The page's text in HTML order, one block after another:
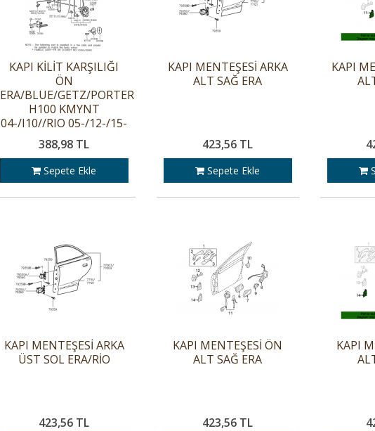
KAPI KİLİT KARŞILIĞI
ÖN
ERA/BLUE/GETZ/PORTER
H100 KMYNT
04-/I10//RIO 05-/12-/15-
388,98 TL
Sepete Ekle
KAPI MENTEŞESİ ARKA
ALT SAĞ ERA
423,56 TL
Sepete Ekle
KAPI
KAPI MENTEŞESİ ARKA
ÜST SOL ERA/RİO
423,56 TL
KAPI MENTEŞESİ ÖN
ALT SAĞ ERA
423,56 TL
KAPI